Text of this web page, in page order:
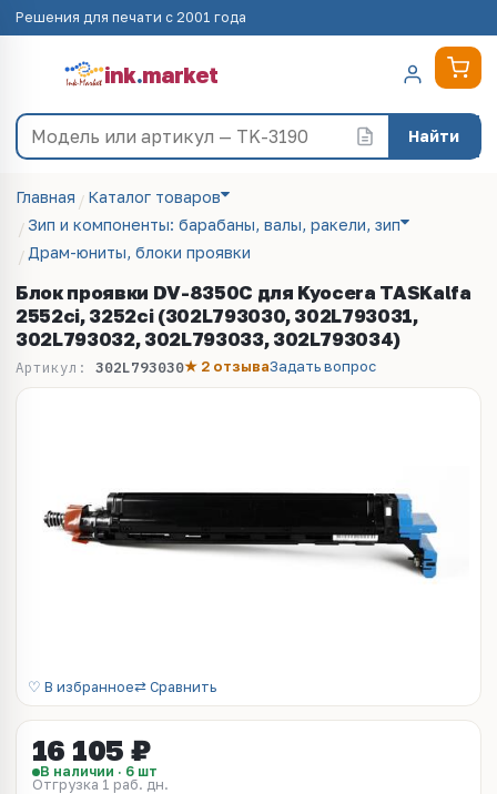
Решения для печати с 2001 года
ink.market
Найти
Главная
Каталог товаров
Зип и компоненты: барабаны, валы, ракели, зип
Драм-юниты, блоки проявки
Блок проявки DV-8350C для Kyocera TASKalfa
2552ci, 3252ci (302L793030, 302L793031,
302L793032, 302L793033, 302L793034)
Артикул: 302L793030★ 2 отзываЗадать вопрос
♡ В избранное⇄ Сравнить
16 105 ₽
В наличии · 6 шт
Отгрузка 1 раб. дн.